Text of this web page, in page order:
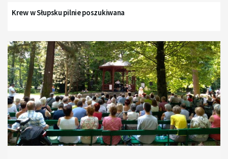
Krew w Słupsku pilnie poszukiwana